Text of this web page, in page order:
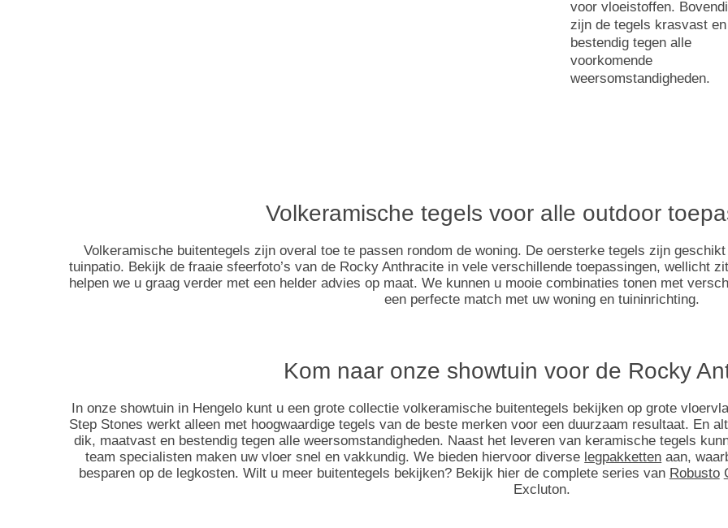
voor vloeistoffen.
zijn de tegels krasvast en
bestendig tegen alle
voorkomende
weersomstandigheden.
Volkeramische tegels voor alle outdoor
Volkeramische buitentegels zijn overal toe te passen rondom de woning. De oersterke tegels zijn
tuinpatio. Bekijk de fraaie sfeerfoto’s van de Rocky Anthracite in vele verschillende toepassingen, wellicht
helpen we u graag verder met een helder advies op maat. We kunnen u mooie combinaties tonen met
een perfecte match met uw woning en tuininrichting.
Kom naar onze showtuin voor de Rocky
In onze showtuin in Hengelo kunt u een grote collectie volkeramische buitentegels bekijken op grote
Step Stones werkt alleen met hoogwaardige tegels van de beste merken voor een duurzaam resultaat. En
dik, maatvast en bestendig tegen alle weersomstandigheden. Naast het leveren van keramische tegels
team specialisten maken uw vloer snel en vakkundig. We bieden hiervoor diverse legpakketten aan,
besparen op de legkosten. Wilt u meer buitentegels bekijken? Bekijk hier de complete series van Robusto
Excluton.